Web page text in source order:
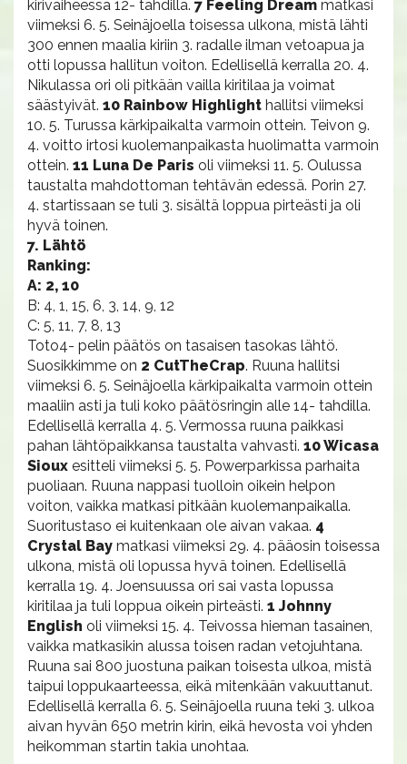
kirivaiheessa 12- tahdilla. 7 Feeling Dream matkasi
viimeksi 6. 5. Seinäjoella toisessa ulkona, mistä lähti
300 ennen maalia kiriin 3. radalle ilman vetoapua ja
otti lopussa hallitun voiton. Edellisellä kerralla 20. 4.
Nikulassa ori oli pitkään vailla kiritilaa ja voimat
säästyivät. 10 Rainbow Highlight hallitsi viimeksi
10. 5. Turussa kärkipaikalta varmoin ottein. Teivon 9.
4. voitto irtosi kuolemanpaikasta huolimatta varmoin
ottein. 11 Luna De Paris oli viimeksi 11. 5. Oulussa
taustalta mahdottoman tehtävän edessä. Porin 27.
4. startissaan se tuli 3. sisältä loppua pirteästi ja oli
hyvä toinen.
7. Lähtö
Ranking:
A: 2, 10
B: 4, 1, 15, 6, 3, 14, 9, 12
C: 5, 11, 7, 8, 13
Toto4- pelin päätös on tasaisen tasokas lähtö.
Suosikkimme on 2 CutTheCrap. Ruuna hallitsi
viimeksi 6. 5. Seinäjoella kärkipaikalta varmoin ottein
maaliin asti ja tuli koko päätösringin alle 14- tahdilla.
Edellisellä kerralla 4. 5. Vermossa ruuna paikkasi
pahan lähtöpaikkansa taustalta vahvasti. 10 Wicasa
Sioux esitteli viimeksi 5. 5. Powerparkissa parhaita
puoliaan. Ruuna nappasi tuolloin oikein helpon
voiton, vaikka matkasi pitkään kuolemanpaikalla.
Suoritustaso ei kuitenkaan ole aivan vakaa. 4
Crystal Bay matkasi viimeksi 29. 4. pääosin toisessa
ulkona, mistä oli lopussa hyvä toinen. Edellisellä
kerralla 19. 4. Joensuussa ori sai vasta lopussa
kiritilaa ja tuli loppua oikein pirteästi. 1 Johnny
English oli viimeksi 15. 4. Teivossa hieman tasainen,
vaikka matkasikin alussa toisen radan vetojuhtana.
Ruuna sai 800 juostuna paikan toisesta ulkoa, mistä
taipui loppukaarteessa, eikä mitenkään vakuuttanut.
Edellisellä kerralla 6. 5. Seinäjoella ruuna teki 3. ulkoa
aivan hyvän 650 metrin kirin, eikä hevosta voi yhden
heikomman startin takia unohtaa.